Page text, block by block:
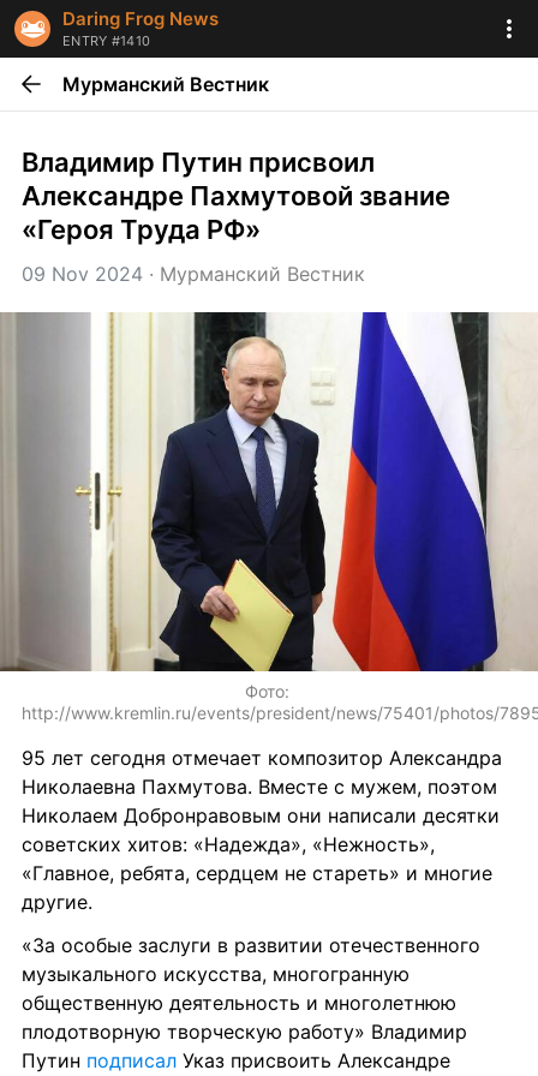
Daring Frog News
ENTRY #1410
Мурманский Вестник
Владимир Путин присвоил
Александре Пахмутовой звание
«Героя Труда РФ»
09 Nov 2024 · Мурманский Вестник
Фото:
http://www.kremlin.ru/events/president/news/75401/photos/
95 лет сегодня отмечает композитор Александра
Николаевна Пахмутова. Вместе с мужем, поэтом
Николаем Добронравовым они написали десятки
советских хитов: «Надежда», «Нежность»,
«Главное, ребята, сердцем не стареть» и многие
другие.
«За особые заслуги в развитии отечественного
музыкального искусства, многогранную
общественную деятельность и многолетнюю
плодотворную творческую работу» Владимир
Путин подписал Указ присвоить Александре